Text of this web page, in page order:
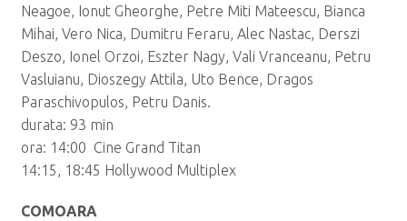
Neagoe, Ionut Gheorghe, Petre Miti Mateescu, Bianca
Mihai, Vero Nica, Dumitru Feraru, Alec Nastac, Derszi
Deszo, Ionel Orzoi, Eszter Nagy, Vali Vranceanu, Petru
Vasluianu, Dioszegy Attila, Uto Bence, Dragos
Paraschivopulos, Petru Danis.
durata: 93 min
ora: 14:00 Cine Grand Titan
14:15, 18:45 Hollywood Multiplex
COMOARA